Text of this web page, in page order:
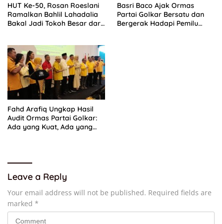
HUT Ke-50, Rosan Roeslani
Ramalkan Bahlil Lahadalia
Bakal Jadi Tokoh Besar dari
Basri Baco Ajak Ormas
Partai Golkar Bersatu dan
Bergerak Hadapi Pemilu
Fahd Arafiq Ungkap Hasil
Audit Ormas Partai Golkar:
Ada yang Kuat, Ada yang
Leave a Reply
Your email address will not be published. Required fields are
marked *